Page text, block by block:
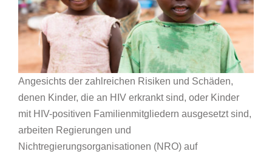
Angesichts der zahlreichen Risiken und Schäden,
denen Kinder, die an HIV erkrankt sind, oder Kinder
mit HIV-positiven Familienmitgliedern ausgesetzt sind,
arbeiten Regierungen und
Nichtregierungsorganisationen (NRO) auf